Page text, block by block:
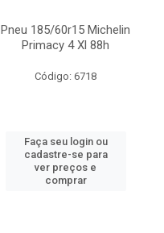
Pneu 185/60r15 Michelin
Primacy 4 Xl 88h
Código: 6718
Faça seu login ou
cadastre-se para
ver preços e
comprar